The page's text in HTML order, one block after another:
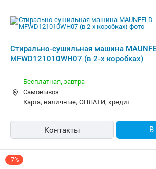
Стирально-сушильная машина
MFWD121010WH07 (в 2-х коробках)
Бесплатная, завтра
Самовывоз
карта, наличные, ОПЛАТИ, кредит
Контакты В
-7%